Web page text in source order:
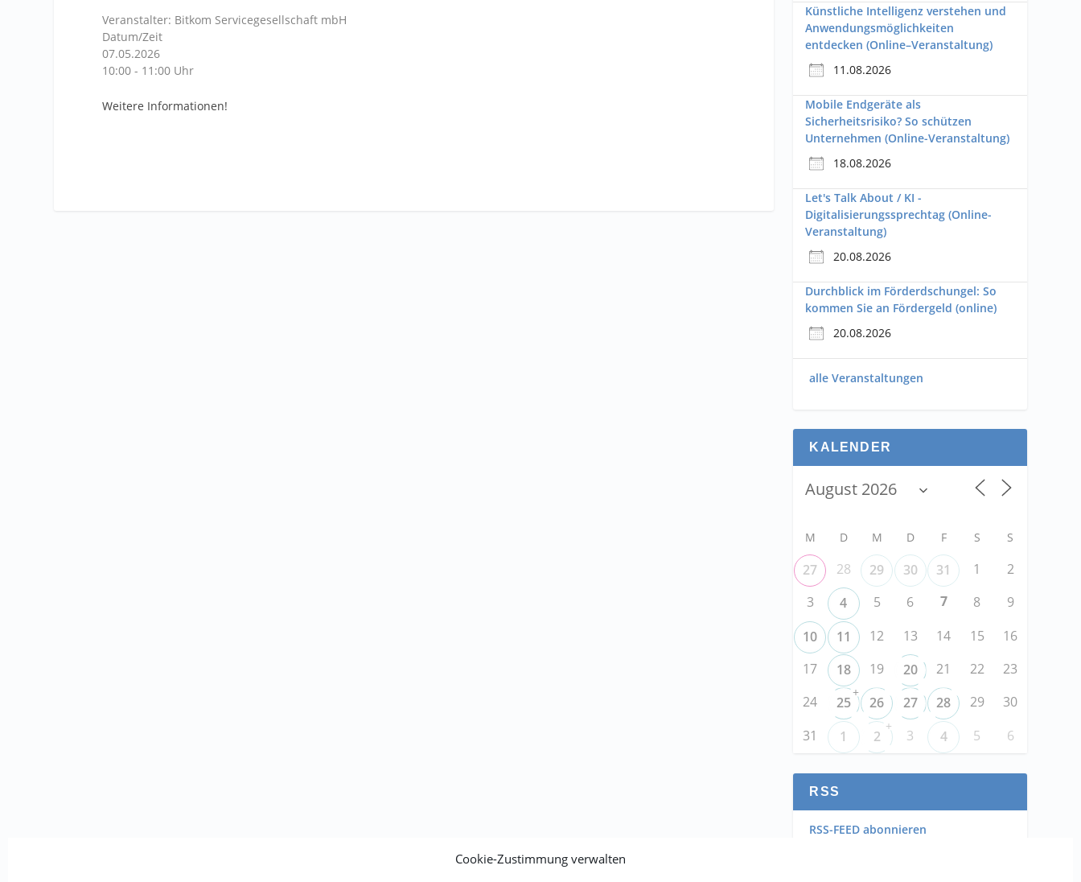
Cookie-Zustimmung verwalten
Veranstalter: Bitkom Servicegesellschaft mbH
Datum/Zeit
07.05.2026
10:00 - 11:00 Uhr
Weitere Informationen!
Künstliche Intelligenz verstehen und
Anwendungsmöglichkeiten
entdecken (Online–Veranstaltung)
11.08.2026
Mobile Endgeräte als
Sicherheitsrisiko? So schützen
Unternehmen (Online-Veranstaltung)
18.08.2026
Let's Talk About / KI -
Digitalisierungssprechtag (Online-
Veranstaltung)
20.08.2026
Durchblick im Förderdschungel: So
kommen Sie an Fördergeld (online)
20.08.2026
alle Veranstaltungen
KALENDER
M D M D F S S
27 28 29 30 31 1
2
3
4 5 6 7 8
9
10
11 12 13 14 15
16
17
18 19 20 21 22
23
24
25
+
26 27 28 29
30
31
1 2
+
3 4 5 6
RSS
RSS-FEED abonnieren